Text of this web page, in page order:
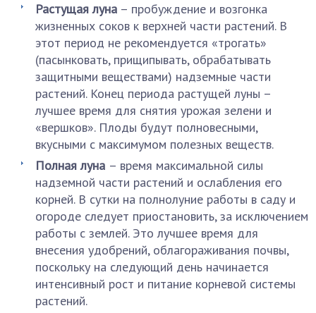
Растущая луна – пробуждение и возгонка
жизненных соков к верхней части растений. В
этот период не рекомендуется «трогать»
(пасынковать, прищипывать, обрабатывать
защитными веществами) надземные части
растений. Конец периода растущей луны –
лучшее время для снятия урожая зелени и
«вершков». Плоды будут полновесными,
вкусными с максимумом полезных веществ.
Полная луна – время максимальной силы
надземной части растений и ослабления его
корней. В сутки на полнолуние работы в саду и
огороде следует приостановить, за исключением
работы с землей. Это лучшее время для
внесения удобрений, облагораживания почвы,
поскольку на следующий день начинается
интенсивный рост и питание корневой системы
растений.